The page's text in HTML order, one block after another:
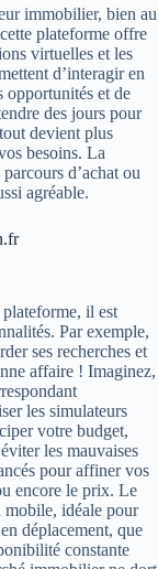
immobilier, bien au
plateforme offre
virtuelles et les
d’interagir en
opportunités et de
des jours pour
devient plus
besoins. La
d’achat ou
agréable.
il est
Par exemple,
ses recherches et
affaire ! Imaginez,
les simulateurs
votre budget,
les mauvaises
pour affiner vos
encore le prix. Le
mobile, idéale pour
déplacement, que
constante